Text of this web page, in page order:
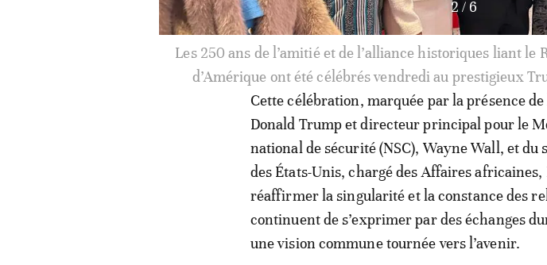
3 / 6
Les 250 ans de l’amitié et de l’alliance historiques liant le
d’Amérique ont été célébrés vendredi au prestigieux
Cette célébration, marquée par la présence
Donald Trump et directeur principal pour le
national de sécurité (NSC), Wayne Wall, et
des États-Unis, chargé des Affaires
réaffirmer la singularité et la constance des
continuent de s’exprimer par des échanges
une vision commune tournée vers l’avenir.